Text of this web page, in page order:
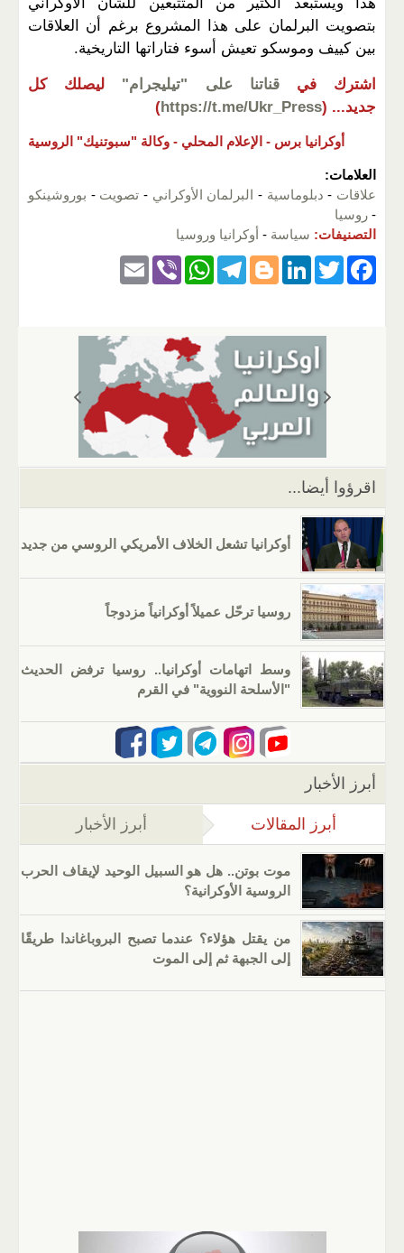
بتصويت البرلمان على هذا المشروع برغم أن العلاقات
بين كييف وموسكو تعيش أسوء فتاراتها التاريخية.
اشترك في قناتنا على "تيليجرام"
ليصلك كل
جديد... (
https://t.me/Ukr_Press
)
أوكرانيا برس - الإعلام المحلي - وكالة "سبوتنيك" الروسية
العلامات:
علاقات - دبلوماسية - البرلمان الأوكراني - تصويت - بوروشينكو
- روسيا
التصنيفات: سياسة - أوكرانيا وروسيا
F
k
T
er
Li
e
dI
n
Bl
g
er
T
gr
a
m
W
s
A
p
Vi
اقرؤوا أيضا...
أوكرانيا تشعل الخلاف الأمريكي الروسي من جديد
روسيا ترحّل عميلاً أوكرانياً مزدوجاً
وسط اتهامات أوكرانيا.. روسيا ترفض الحديث
"الأسلحة النووية" في القرم
أبرز الأخبار
أبرز المقالات (علامة التبويب النشطة)
أبرز الأخبار
موت بوتن.. هل هو السبيل الوحيد لإيقاف الحرب
الروسية الأوكرانية؟
من يقتل هؤلاء؟ عندما تصبح البروباغاندا طريقًا
إلى الجبهة ثم إلى الموت